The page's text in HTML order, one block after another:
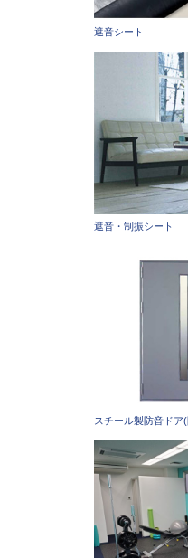
遮音シート
遮音・制振シート
スチール製防音ドア